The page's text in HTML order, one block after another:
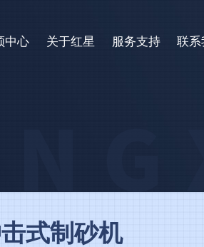
中心 关于红星 服务支持 联系
式制砂机